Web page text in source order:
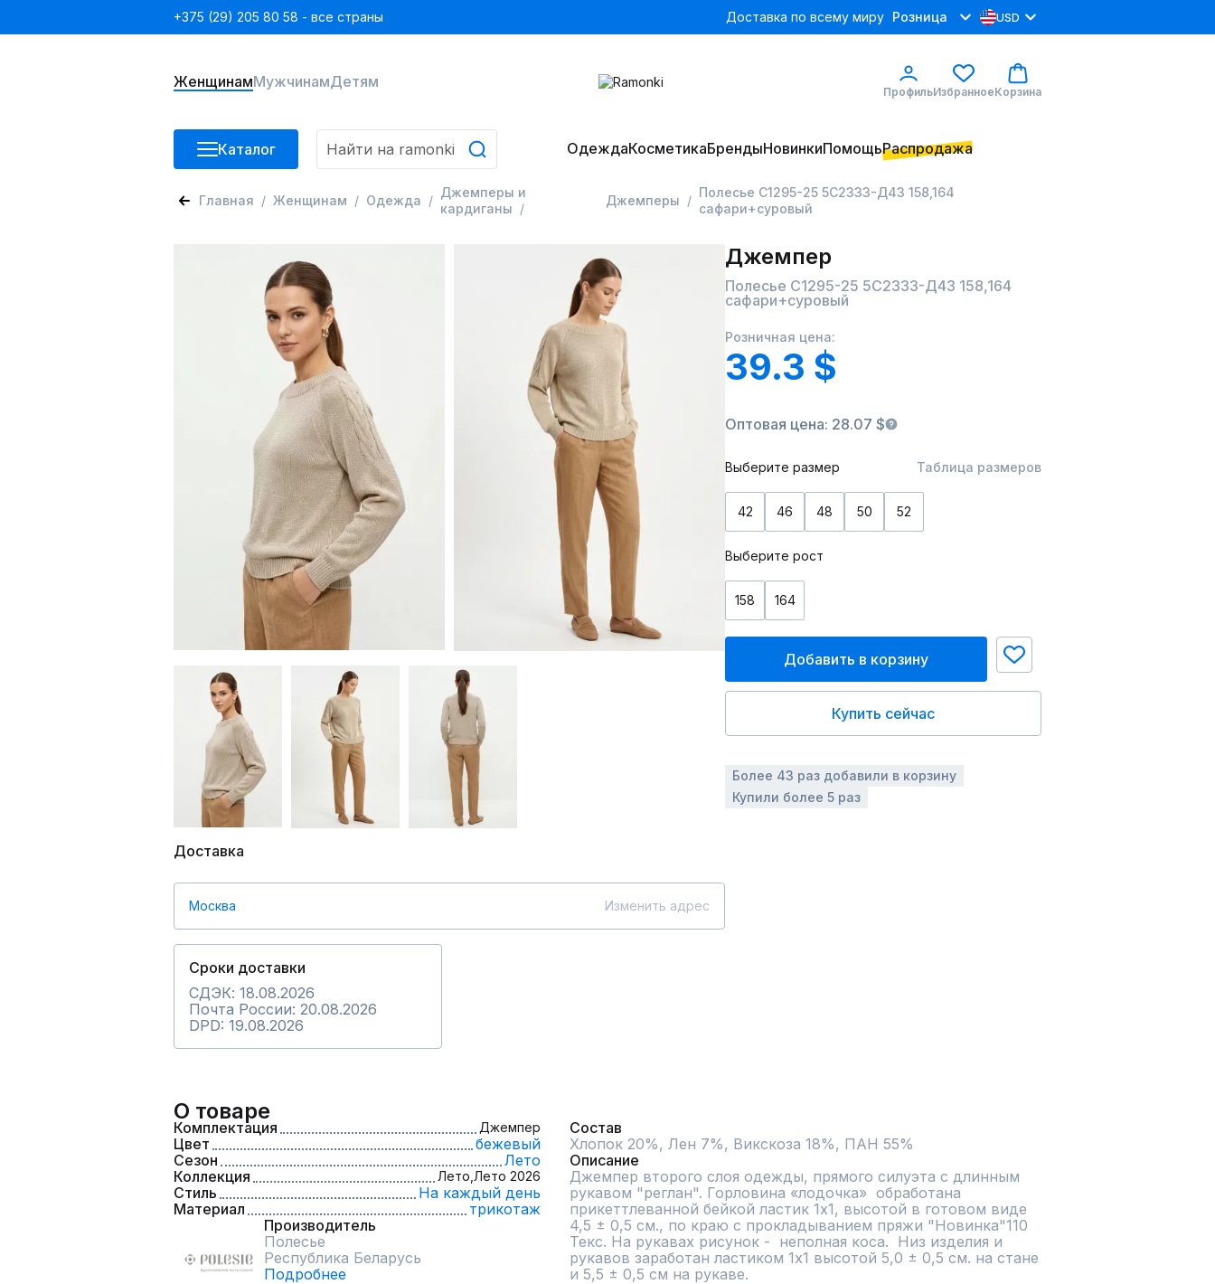
+375 (29) 205 80 58 - все страны Доставка по всему миру Розница USD
ЖенщинамМужчинамДетям
ПрофильИзбранноеКорзина
Каталог ОдеждаКосметикаБрендыНовинкиПомощьРаспродажа
Главная Женщинам Одежда
Джемперы и
кардиганы
Джемперы
Полесье С1295-25 5С2333-Д43 158,164
сафари+суровый
Доставка
Москва Изменить адрес
Сроки доставки
СДЭК: 18.08.2026
Почта России: 20.08.2026
DPD: 19.08.2026
Джемпер
Полесье С1295-25 5С2333-Д43 158,164
сафари+суровый
Розничная цена:
39.3 $
Оптовая цена: 28.07 $
Выберите размер Таблица размеров
42 46 48 50 52
Выберите рост
158 164
Добавить в корзину
Купить сейчас
Более 43 раз добавили в корзину
Купили более 5 раз
О товаре
Комплектация Джемпер
Цвет
бежевый
Сезон
Лето
Коллекция
Лето, Лето 2026
Стиль
На каждый день
Материал
трикотаж
Производитель
Полесье
Республика Беларусь
Подробнее
Состав
Хлопок 20%, Лен 7%, Викскоза 18%, ПАН 55%
Описание
Джемпер второго слоя одежды, прямого силуэта с длинным
рукавом "реглан". Горловина «лодочка»  обработана
прикеттлеванной бейкой ластик 1х1, высотой в готовом виде
4,5 ± 0,5 см., по краю с прокладыванием пряжи "Новинка"110
Текс. На рукавах рисунок -  неполная коса.  Низ изделия и
рукавов заработан ластиком 1х1 высотой 5,0 ± 0,5 см. на стане
и 5,5 ± 0,5 см на рукаве.